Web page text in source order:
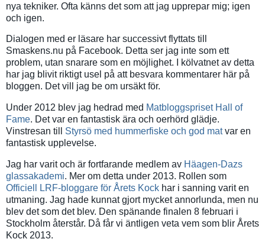
nya tekniker. Ofta känns det som att jag upprepar mig; igen
och igen.
Dialogen med er läsare har successivt flyttats till
Smaskens.nu på Facebook. Detta ser jag inte som ett
problem, utan snarare som en möjlighet. I kölvatnet av detta
har jag blivit riktigt usel på att besvara kommentarer här på
bloggen. Det vill jag be om ursäkt för.
Under 2012 blev jag hedrad med Matbloggspriset Hall of
Fame. Det var en fantastisk ära och oerhörd glädje.
Vinstresan till Styrsö med hummerfiske och god matvar en
fantastisk upplevelse.
Jag har varit och är fortfarande medlem av Häagen-Dazs
glassakademi. Mer om detta under 2013. Rollen som
Officiell LRF-bloggare för Årets Kock har i sanning varit en
utmaning. Jag hade kunnat gjort mycket annorlunda, men nu
blev det som det blev. Den spänande finalen 8 februari i
Stockholm återstår. Då får vi äntligen veta vem som blir Årets
Kock 2013.